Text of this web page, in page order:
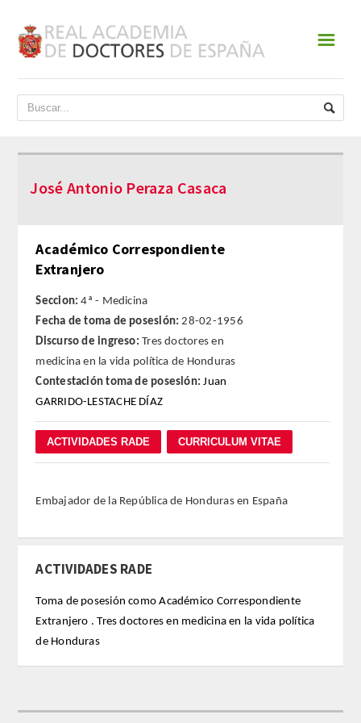
ACADEMIA
DATOS HISTÓRICOS
HISTORIA
JUNTA DE GOBIERNO
NORMATIVA
ESTATUTOS
REGLAMENTO
FUNDACIÓN LIBERADE
HUMANIDADES
DERECHO
☰
José Antonio Peraza Casaca
Académico Correspondiente
Extranjero
Seccion: 4ª - Medicina
Fecha de toma de posesión: 28-02-1956
Discurso de ingreso:Tres doctores en
medicina en la vida política de Honduras
Contestación toma de posesión:Juan
GARRIDO-LESTACHE DÍAZ
Embajador de la República de Honduras en España
ACTIVIDADES RADE
Toma de posesión como Académico Correspondiente
Extranjero . Tres doctores en medicina en la vida política
de Honduras